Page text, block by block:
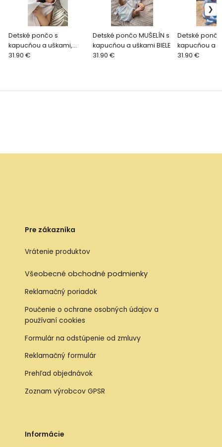
Detské pončo s
kapucňou a uškami,
WAFLE rôzne farby
31.90 €
Detské pončo MUŠELÍN s
kapucňou a uškami BIELE
31.90 €
Detské pončo
kapucňou a
MODRÁ
31.90 €
Pre zákazníka
Vrátenie produktov
Všeobecné obchodné podmienky
Reklamačný poriadok
Poučenie o ochrane osobných údajov a
používaní cookies
Formulár na odstúpenie od zmluvy
Reklamačný formulár
Prehľad objednávok
Zoznam výrobcov GPSR
Informácie